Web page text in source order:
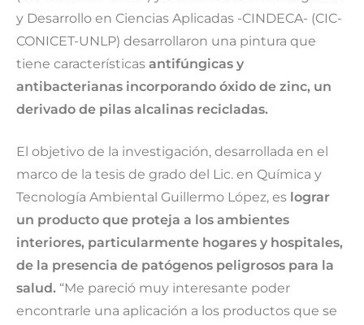
y Desarrollo en Ciencias Aplicadas -CINDECA- (CIC-
CONICET-UNLP) desarrollaron una pintura que
tiene características antifúngicas y
antibacterianas incorporando óxido de zinc, un
derivado de pilas alcalinas recicladas.
El objetivo de la investigación, desarrollada en el
marco de la tesis de grado del Lic. en Química y
Tecnología Ambiental Guillermo López, es lograr
un producto que proteja a los ambientes
interiores, particularmente hogares y hospitales,
de la presencia de patógenos peligrosos para la
salud. “Me pareció muy interesante poder
encontrarle una aplicación a los productos que se